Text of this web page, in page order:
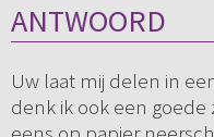
ANTWOORD
Uw laat mij delen in
denk ik ook een goede